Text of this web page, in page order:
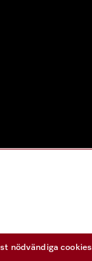
nödvändiga cookies